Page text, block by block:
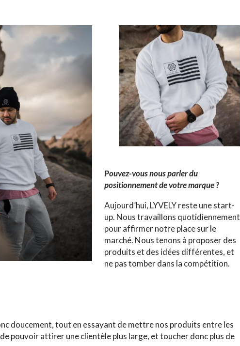
Pouvez-vous nous parler du
positionnement de votre marque ?
Aujourd’hui, LYVELY reste une start-
up. Nous travaillons quotidiennement
pour affirmer notre place sur le
marché. Nous tenons à proposer des
produits et des idées différentes, et
ne pas tomber dans la compétition.
doucement, tout en essayant de mettre nos produits entre les
pouvoir attirer une clientèle plus large, et toucher donc plus de